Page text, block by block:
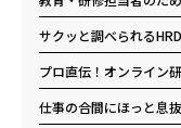
サクッと調べられる
プロ直伝！オンライン
仕事の合間にほっと息